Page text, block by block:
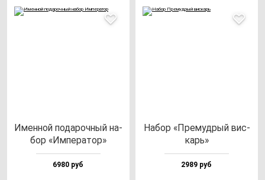
Имен­ной по­да­роч­ный на­
бор «Импе­ра­тор»
6980 руб
Набор «Пре­муд­рый вис­
карь»
2989 руб